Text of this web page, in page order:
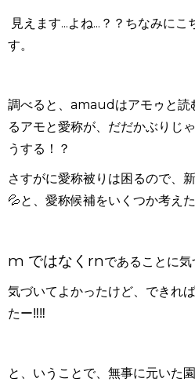
見えます...よね...？？ちなみに
す。
調べると、 amaud はアモゥと読
るアモと愛称が、だだかぶりじ
うする！？
さすがに愛称被りは困るので、
💦と、愛称候補をいくつか考え
m ではなくrnであることに気
気づいてよかったけど、できれ
たー‼︎‼︎
と、いうことで、無事に元いた